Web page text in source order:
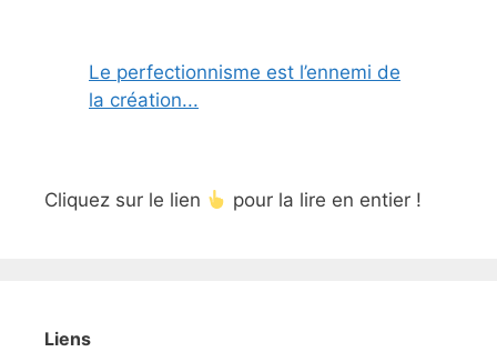
Le perfectionnisme est l’ennemi de
la création...
Cliquez sur le lien pour la lire en entier !
Liens